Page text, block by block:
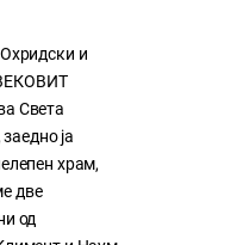
и
Света
ја
храм,
две
од